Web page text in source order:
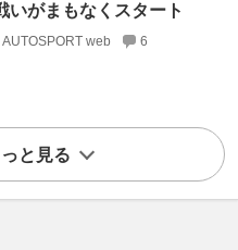
いがまもなくスタート
AUTOSPORT web 6
と見る